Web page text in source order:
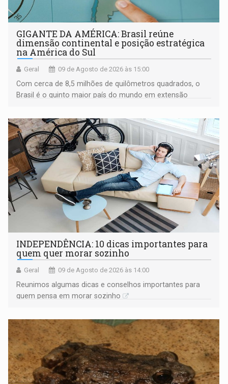
GIGANTE DA AMÉRICA: Brasil reúne
dimensão continental e posição estratégica
na América do Sul
Geral 09 de Agosto de 2026 às 15:00
Com cerca de 8,5 milhões de quilômetros quadrados, o
Brasil é o quinto maior país do mundo em extensão
INDEPENDÊNCIA: 10 dicas importantes para
quem quer morar sozinho
Geral 09 de Agosto de 2026 às 14:00
Reunimos algumas dicas e conselhos importantes para
quem pensa em morar sozinho